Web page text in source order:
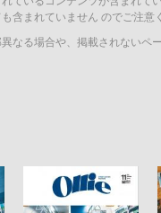
含まれていません のでご注意
なる場合や、掲載されないペ